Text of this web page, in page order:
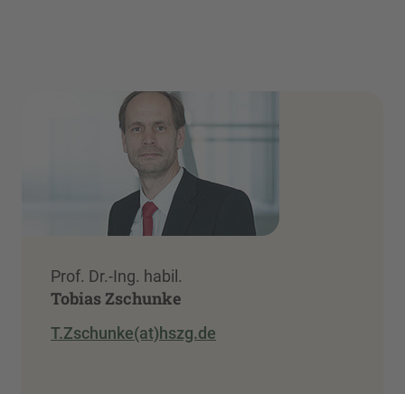
Prof. Dr.-Ing. habil.
Tobias Zschunke
T.Zschunke(at)hszg.de